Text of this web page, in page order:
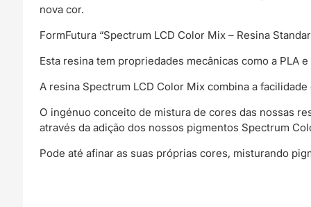
nova cor.
FormFutura “Spectrum LCD Color Mix – Resina
Esta resina tem propriedades mecânicas como a PLA
A resina Spectrum LCD Color Mix combina a
O ingénuo conceito de mistura de cores das nossas
através da adição dos nossos pigmentos Spectrum
Pode até afinar as suas próprias cores, misturando